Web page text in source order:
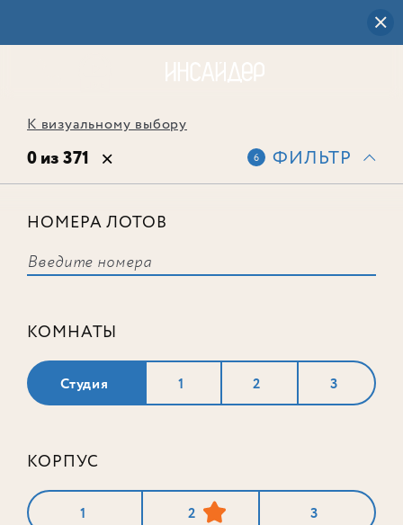
К визуальному выбору
0 из 371 6 ФИЛЬТР
НОМЕРА ЛОТОВ
КОМНАТЫ
Студия 1 2 3
КОРПУС
1 2 3
соответствует ни одного лота